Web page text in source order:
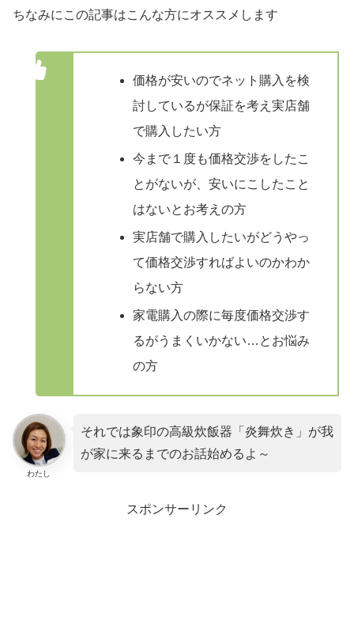
ちなみにこの記事はこんな方にオススメします
価格が安いのでネット購入を検
討しているが保証を考え実店舗
で購入したい方
今まで１度も価格交渉をしたこ
とがないが、安いにこしたこと
はないとお考えの方
実店舗で購入したいがどうやっ
て価格交渉すればよいのかわか
らない方
家電購入の際に毎度価格交渉す
るがうまくいかない…とお悩み
の方
わたし
それでは象印の高級炊飯器「炎舞炊き」が我
が家に来るまでのお話始めるよ～
スポンサーリンク